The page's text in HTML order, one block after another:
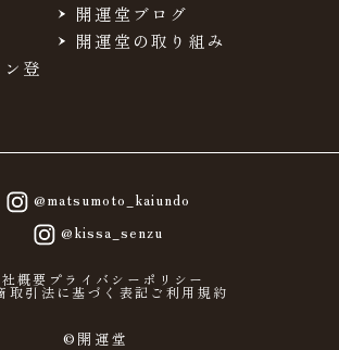
開運堂ブログ
開運堂の取り組み
登
@matsumoto_kaiundo
@kissa_senzu
概要 プライバシーポリシー
取引法に基づく表記 ご利用規約
©開運堂